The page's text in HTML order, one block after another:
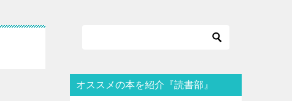
オススメの本を紹介『読書部』